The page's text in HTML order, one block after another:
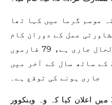
موسم گرما میں کہا تھا
عمل کے دوران کام
جاری رکھ سکتے ہیں جو فی الحال جاری ہے، 79 فارموں
کے ساتھ سال کے آخر میں
جاری ہونے کی توقع ہے۔
وفاقی حکومت نے دسمبر 2020 میں اعلان کیا کہ وہ وینکوور